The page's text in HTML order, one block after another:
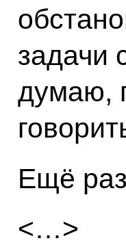
задачи
думаю,
Ещё
<…>